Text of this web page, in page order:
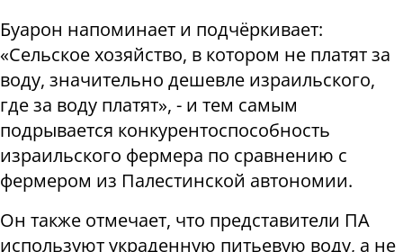
Буарон напоминает и подчёркивает:
«Сельское хозяйство, в котором не платят за
воду, значительно дешевле израильского,
где за воду платят», - и тем самым
подрывается конкурентоспособность
израильского фермера по сравнению с
фермером из Палестинской автономии.
Он также отмечает, что представители ПА
используют украденную питьевую воду, а не